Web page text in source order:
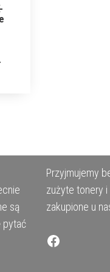
są
pytać
Przyjmujemy
zużyte tonery i
zakupione u
Facebook